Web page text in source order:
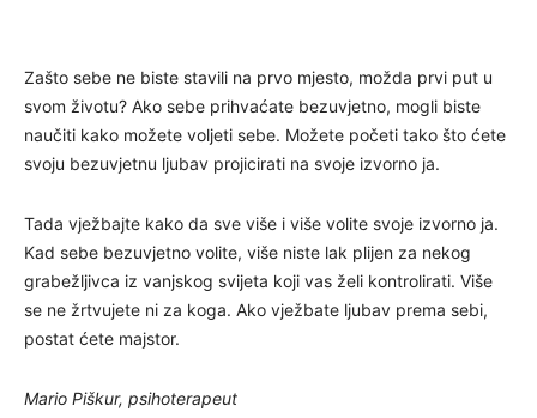
Zašto sebe ne biste stavili na prvo mjesto, možda prvi put u
svom životu? Ako sebe prihvaćate bezuvjetno, mogli biste
naučiti kako možete voljeti sebe. Možete početi tako što ćete
svoju bezuvjetnu ljubav projicirati na svoje izvorno ja.
Tada vježbajte kako da sve više i više volite svoje izvorno ja.
Kad sebe bezuvjetno volite, više niste lak plijen za nekog
grabežljivca iz vanjskog svijeta koji vas želi kontrolirati. Više
se ne žrtvujete ni za koga. Ako vježbate ljubav prema sebi,
postat ćete majstor.
Mario Piškur, psihoterapeut